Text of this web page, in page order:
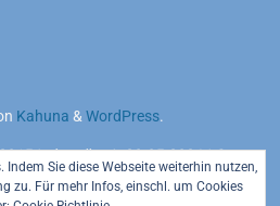
Kahuna &WordPress.
| aktuell seit 20.05.2026 | Server:
Strato AG
Indem Sie diese Webseite weiterhin nutzen,
zu. Für mehr Infos, einschl. um Cookies